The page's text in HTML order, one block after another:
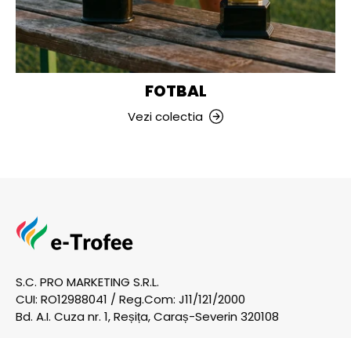
FOTBAL
Vezi colectia
S.C. PRO MARKETING S.R.L.
CUI: RO12988041 / Reg.Com: J11/121/2000
Bd. A.I. Cuza nr. 1, Reșița, Caraș-Severin 320108